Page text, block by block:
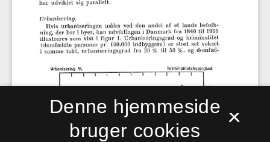
×
Denne hjemmeside
bruger cookies